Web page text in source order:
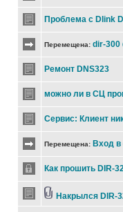
Проблема с Dlink
Перемещена: dir-300
Ремонт DNS323
можно ли в СЦ
Сервис: Клиент
Перемещена: Вход
Как прошить DIR-
Накрылся DIR-